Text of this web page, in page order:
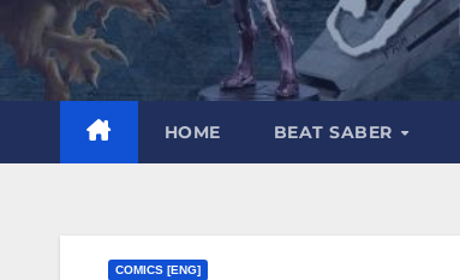
HOME BEAT SABER
COMICS [ENG]